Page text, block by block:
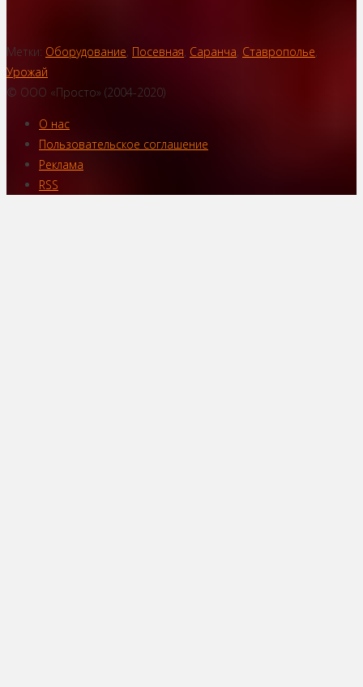
Метки: Оборудование Посевная Саранча Ставрополье
Урожай
© ООО «Просто» (2004-2020)
О нас
Пользовательское соглашение
Реклама
RSS